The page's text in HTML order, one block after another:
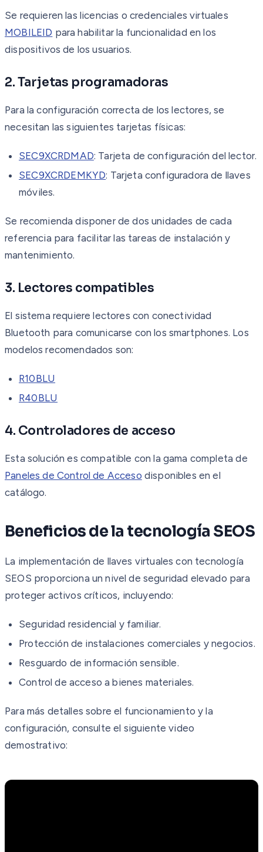
Se requieren las licencias o credenciales virtuales
MOBILEID para habilitar la funcionalidad en los
dispositivos de los usuarios.
2. Tarjetas programadoras
Para la configuración correcta de los lectores, se
necesitan las siguientes tarjetas físicas:
SEC9XCRDMAD: Tarjeta de configuración del lector.
SEC9XCRDEMKYD: Tarjeta configuradora de llaves
móviles.
Se recomienda disponer de dos unidades de cada
referencia para facilitar las tareas de instalación y
mantenimiento.
3. Lectores compatibles
El sistema requiere lectores con conectividad
Bluetooth para comunicarse con los smartphones. Los
modelos recomendados son:
R10BLU
R40BLU
4. Controladores de acceso
Esta solución es compatible con la gama completa de
Paneles de Control de Acceso disponibles en el
catálogo.
Beneficios de la tecnología SEOS
La implementación de llaves virtuales con tecnología
SEOS proporciona un nivel de seguridad elevado para
proteger activos críticos, incluyendo:
Seguridad residencial y familiar.
Protección de instalaciones comerciales y negocios.
Resguardo de información sensible.
Control de acceso a bienes materiales.
Para más detalles sobre el funcionamiento y la
configuración, consulte el siguiente video
demostrativo: